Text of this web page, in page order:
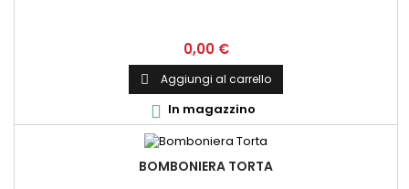
Prezzo
0,00 €
 Aggiungi al carrello
 In magazzino
BOMBONIERA TORTA